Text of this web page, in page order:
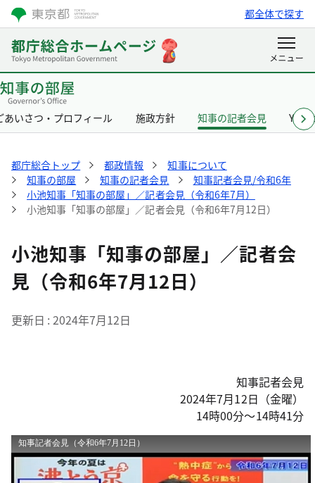
都全体で探す
あいさつ・プロフィール 施政方針 知事の記者会見
都庁総合トップ 都政情報
知事について
知事の部屋
知事の記者会見
知事記者会見/令和6年
小池知事「知事の部屋」／記者会見（令和6年7月）
小池知事「知事の部屋」／記者会見（令和6年7月12日）
小池知事「知事の部屋」／記者会
見（令和6年7月12日）
更新日 2024年7月12日
知事記者会見
2024年7月12日（金曜）
14時00分～14時41分